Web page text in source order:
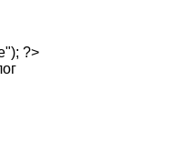
?>